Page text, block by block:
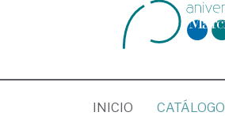
INICIO (CURRENT)
CATÁLOGO